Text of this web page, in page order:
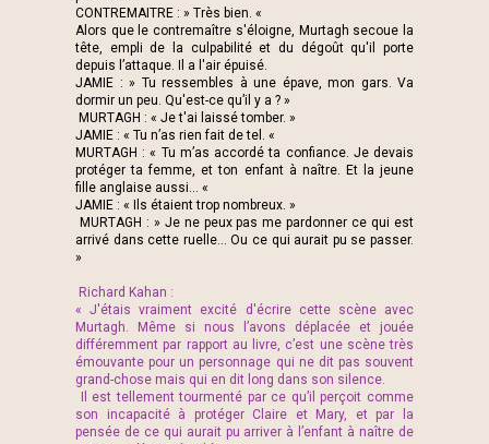
CONTREMAITRE : » Très bien. «
Alors que le contremaître s'éloigne, Murtagh secoue la
tête, empli de la culpabilité et du dégoût qu'il porte
depuis l’attaque. Il a l'air épuisé.
JAMIE : » Tu ressembles à une épave, mon gars. Va
dormir un peu. Qu'est-ce qu’il y a ? »
MURTAGH : « Je t'ai laissé tomber. »
JAMIE : « Tu n’as rien fait de tel. «
MURTAGH : « Tu m’as accordé ta confiance. Je devais
protéger ta femme, et ton enfant à naître. Et la jeune
fille anglaise aussi... «
JAMIE : « Ils étaient trop nombreux. »
MURTAGH : » Je ne peux pas me pardonner ce qui est
arrivé dans cette ruelle... Ou ce qui aurait pu se passer.
»
Richard Kahan :
« J'étais vraiment excité d'écrire cette scène avec
Murtagh. Même si nous l’avons déplacée et jouée
différemment par rapport au livre, c’est une scène très
émouvante pour un personnage qui ne dit pas souvent
grand-chose mais qui en dit long dans son silence.
Il est tellement tourmenté par ce qu’il perçoit comme
son incapacité à protéger Claire et Mary, et par la
pensée de ce qui aurait pu arriver à l’enfant à naître de